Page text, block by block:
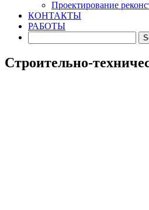
Проектирование
КОНТАКТЫ
РАБОТЫ
Строительно-